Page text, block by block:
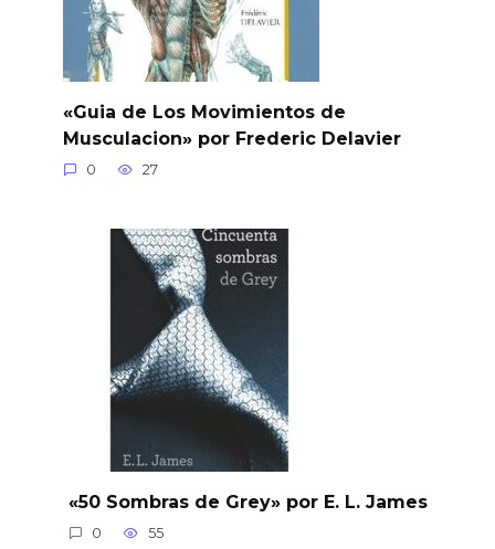
«Guia de Los Movimientos de
Musculacion» por Frederic Delavier
0 27
«50 Sombras de Grey» por E. L. James
0 55